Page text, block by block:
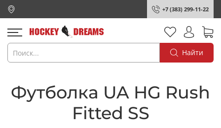
+7 (383) 299-11-22
Найти
Футболка UA HG Rush
Fitted SS